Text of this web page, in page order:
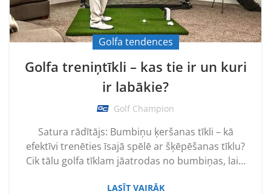
Golfa tendences
Golfa treniņtīkli – kas tie ir un kuri
ir labākie?
Golf Champion
Satura rādītājs: Bumbiņu ķeršanas tīkli – kā
efektīvi trenēties īsajā spēlē ar šķēpēšanas tīklu?
Cik tālu golfa tīklam jāatrodas no bumbiņas, lai…
LASĪT VAIRĀK